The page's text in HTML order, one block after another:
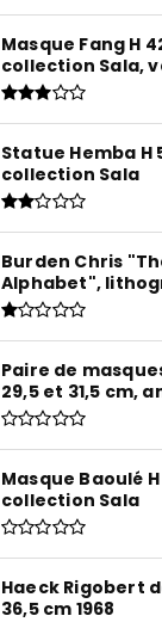
Masque Fang H
collection Sala,
Statue Hemba H
collection Sala
Burden Chris
Alphabet",
Paire de
29,5 et 31,5 cm,
Masque Baoulé
collection Sala
Haeck Rigobert
36,5 cm 1968